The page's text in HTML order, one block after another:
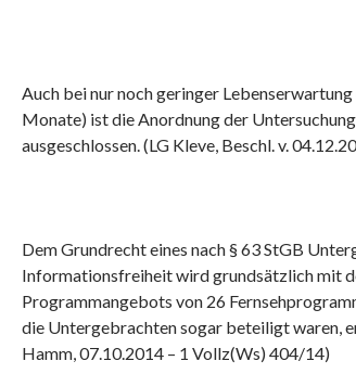
Auch bei nur noch geringer
Monate) ist die Anordnung der
ausgeschlossen. (LG Kleve, Beschl. v.
Dem Grundrecht eines nach § 63 StGB
Informationsfreiheit wird grundsätzlich mit
Programmangebots von 26
die Untergebrachten sogar beteiligt waren,
Hamm, 07.10.2014 – 1 Vollz(Ws) 404/14)